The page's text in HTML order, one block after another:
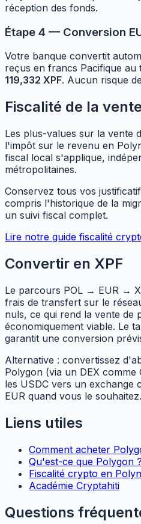
réception des fonds.
Étape 4 — Conversion
Votre banque convertit
reçus en francs Pacifique au
119,332 XPF. Aucun risque
Fiscalité de la
Les plus-values sur la vente
l'impôt sur le revenu en
fiscal local s'applique,
métropolitaines.
Conservez tous vos
compris l'historique de la
un suivi fiscal complet.
Lire notre guide fiscalité
Convertir en XPF
Le parcours POL → EUR →
frais de transfert sur le
nuls, ce qui rend la vente de
économiquement viable. Le
garantit une conversion
Alternative : convertissez
Polygon (via un DEX
les USDC vers un exchange
EUR quand vous le souhaitez.
Liens utiles
Comment acheter
Qu'est-ce que Polygon ?
Fiscalité crypto en
Académie Cryptahiti
Questions